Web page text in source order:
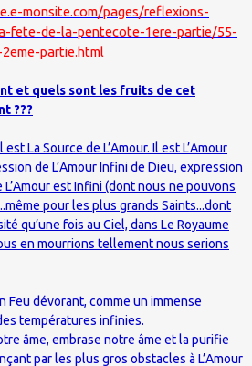
monsite.com/pages/reflexions-
fete-de-la-pentecote-1ere-partie/55-
partie.html
et quels sont les fruits de cet
???
est La Source de L’Amour. Il est L’Amour
de L’Amour Infini de Dieu, expression
est Infini (dont nous ne pouvons
pour les plus grands Saints...dont
qu’une fois au Ciel, dans Le Royaume
en mourrions tellement nous serions
Feu dévorant, comme un immense
températures infinies.
âme, embrase notre âme et la purifie
par les plus gros obstacles à L’Amour